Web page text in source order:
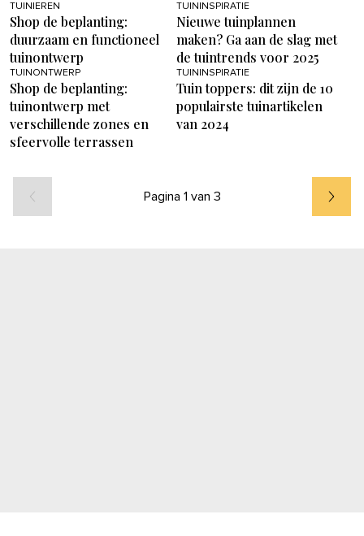
TUINIEREN
Shop de beplanting:
duurzaam en functioneel
tuinontwerp
TUININSPIRATIE
Nieuwe tuinplannen
maken? Ga aan de slag met
de tuintrends voor 2025
TUINONTWERP
Shop de beplanting:
tuinontwerp met
verschillende zones en
sfeervolle terrassen
TUININSPIRATIE
Tuin toppers: dit zijn de 10
populairste tuinartikelen
van 2024
Pagina 1 van 3